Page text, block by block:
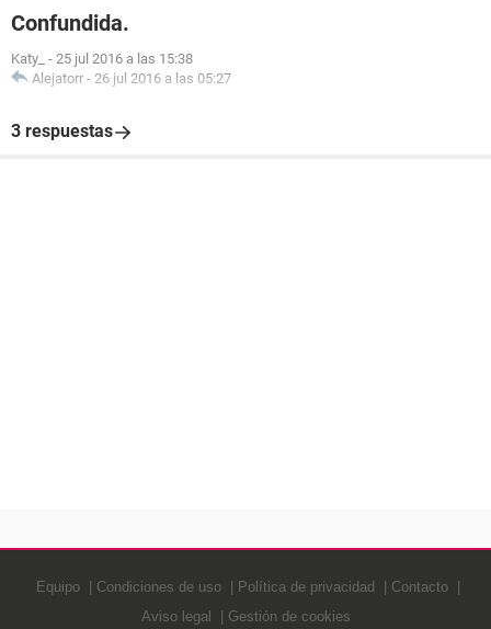
Confundida.
Katy_ - 25 jul 2016 a las 15:38
Alejatorr - 26 jul 2016 a las 05:27
3 respuestas
Equipo Condiciones de uso Política de privacidad
Contacto
Aviso legal
Gestión de cookies